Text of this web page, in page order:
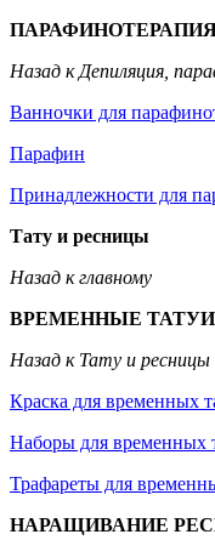
Назад к Депиляция,
Ванночки для
Парафин
Принадлежности для
Тату и ресницы
Назад к главному
ВРЕМЕННЫЕ
Назад к Тату и ресницы
Краска для временных
Наборы для временных
Трафареты для
НАРАЩИВАНИЕ